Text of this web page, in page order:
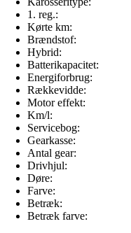
1. reg.:
Kørte km:
Brændstof:
Hybrid:
Batterikapacitet:
Energiforbrug:
Rækkevidde:
Motor effekt:
Km/l:
Servicebog:
Gearkasse:
Antal gear:
Drivhjul:
Døre:
Farve:
Betræk:
Betræk farve: